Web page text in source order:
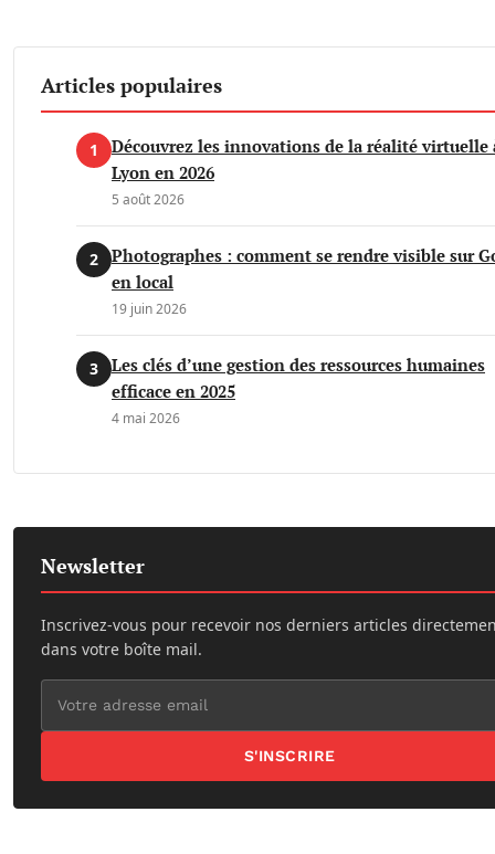
Articles populaires
1
Découvrez les innovations de la réalité virtuelle
Lyon en 2026
5 août 2026
2
Photographes : comment se rendre visible sur
en local
19 juin 2026
3
Les clés d’une gestion des ressources humaines
efficace en 2025
4 mai 2026
Newsletter
Inscrivez-vous pour recevoir nos derniers articles
dans votre boîte mail.
S'INSCRIRE